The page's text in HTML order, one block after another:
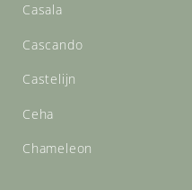
Casala
Cascando
Castelijn
Ceha
Chameleon